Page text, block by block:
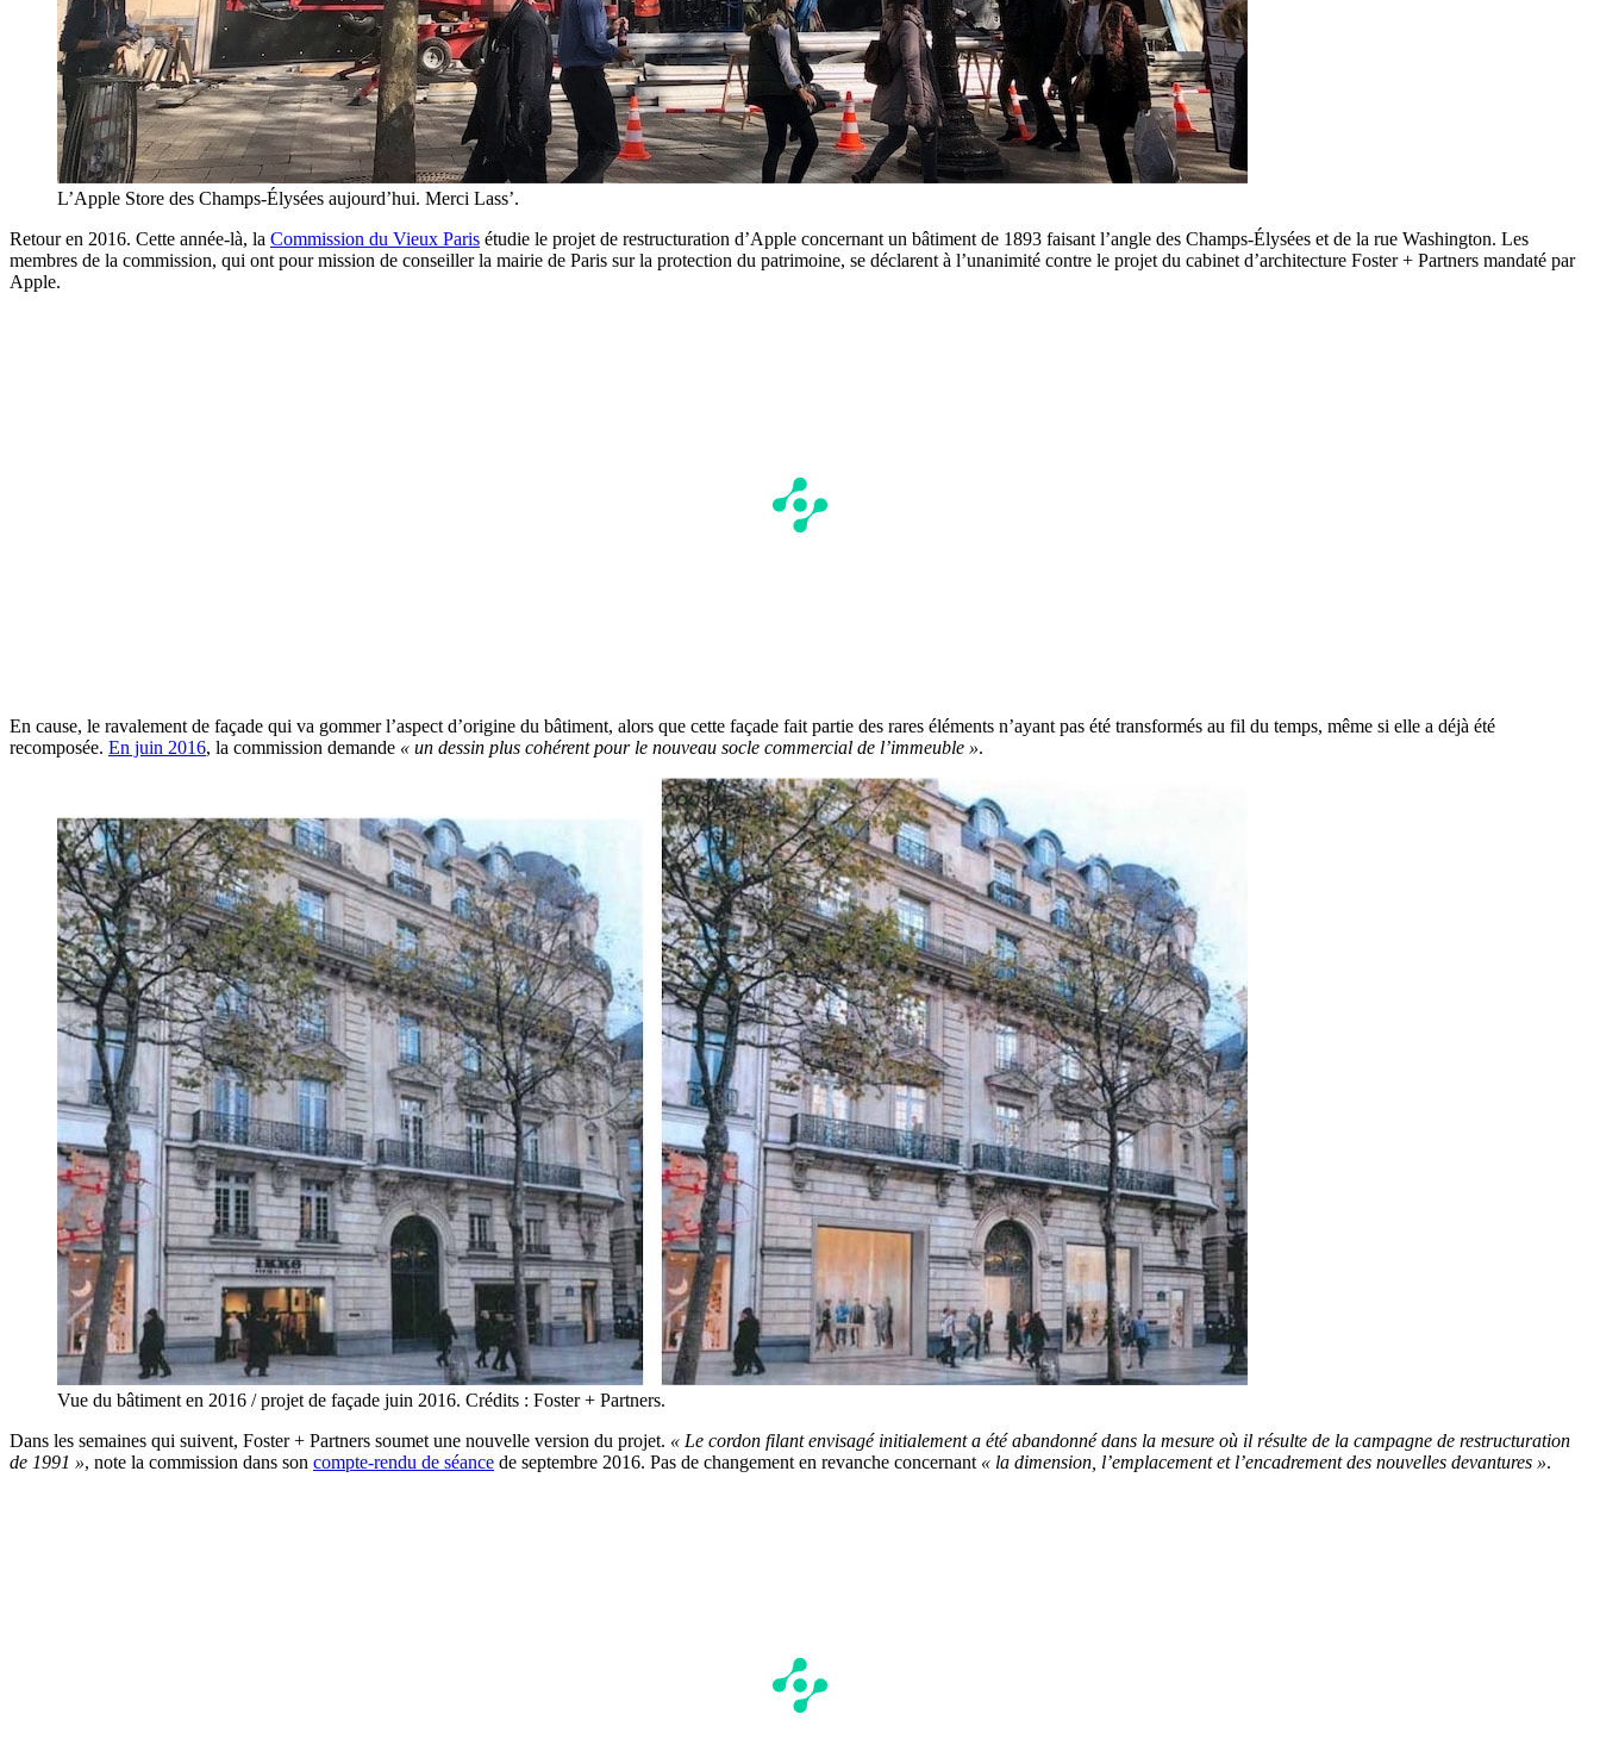
L’Apple Store des Champs-Élysées aujourd’hui. Merci Lass’.
Retour en 2016. Cette année-là, la Commission du Vieux Paris étudie le projet de restructuration d’Apple concernant un bâtiment de 1893 faisant l’angle des Champs-Élysées et de la rue Washington. Les
membres de la commission, qui ont pour mission de conseiller la mairie de Paris sur la protection du patrimoine, se déclarent à l’unanimité contre le projet du cabinet d’architecture Foster + Partners mandaté par
Apple.
En cause, le ravalement de façade qui va gommer l’aspect d’origine du bâtiment, alors que cette façade fait partie des rares éléments n’ayant pas été transformés au fil du temps, même si elle a déjà été
recomposée. En juin 2016, la commission demande « un dessin plus cohérent pour le nouveau socle commercial de l’immeuble ».
Vue du bâtiment en 2016 / projet de façade juin 2016. Crédits : Foster + Partners.
Dans les semaines qui suivent, Foster + Partners soumet une nouvelle version du projet. « Le cordon filant envisagé initialement a été abandonné dans la mesure où il résulte de la campagne de restructuration
de 1991 », note la commission dans son compte-rendu de séance de septembre 2016. Pas de changement en revanche concernant « la dimension, l’emplacement et l’encadrement des nouvelles devantures ».